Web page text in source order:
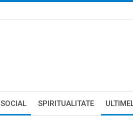
SOCIAL SPIRITUALITATE